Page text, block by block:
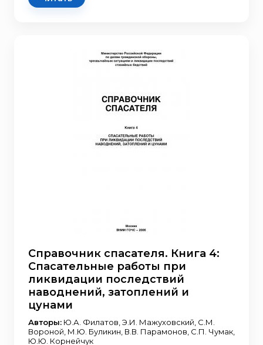
Справочник спасателя. Книга 4:
Спасательные работы при
ликвидации последствий
наводнений, затоплений и
цунами
Авторы: Ю.А. Филатов, Э.И. Мажуховский, С.М.
Вороной, М.Ю. Буликин, В.В. Парамонов, С.П. Чумак,
Ю.Ю. Корнейчук